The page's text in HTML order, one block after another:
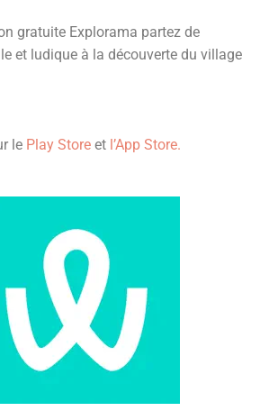
gratuite Explorama partez de
et ludique à la découverte du village
le Play Store et l’App Store.